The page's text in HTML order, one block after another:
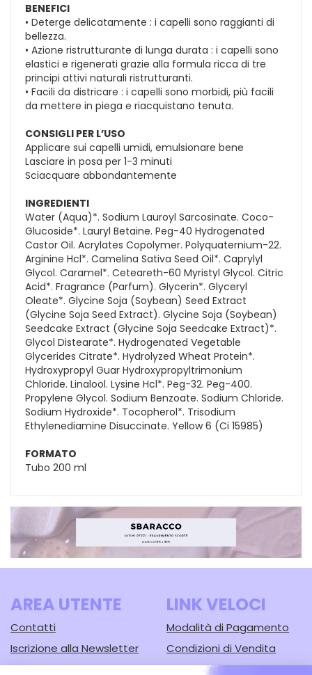
BENEFICI
• Deterge delicatamente : i capelli sono raggianti di
bellezza.
• Azione ristrutturante di lunga durata : i capelli sono
elastici e rigenerati grazie alla formula ricca di tre
principi attivi naturali ristrutturanti.
• Facili da districare : i capelli sono morbidi, più facili
da mettere in piega e riacquistano tenuta.
CONSIGLI PER L’USO
Applicare sui capelli umidi, emulsionare bene
Lasciare in posa per 1-3 minuti
Sciacquare abbondantemente
INGREDIENTI
Water (Aqua)*. Sodium Lauroyl Sarcosinate. Coco-
Glucoside*. Lauryl Betaine. Peg-40 Hydrogenated
Castor Oil. Acrylates Copolymer. Polyquaternium-22.
Arginine Hcl*. Camelina Sativa Seed Oil*. Caprylyl
Glycol. Caramel*. Ceteareth-60 Myristyl Glycol. Citric
Acid*. Fragrance (Parfum). Glycerin*. Glyceryl
Oleate*. Glycine Soja (Soybean) Seed Extract
(Glycine Soja Seed Extract). Glycine Soja (Soybean)
Seedcake Extract (Glycine Soja Seedcake Extract)*.
Glycol Distearate*. Hydrogenated Vegetable
Glycerides Citrate*. Hydrolyzed Wheat Protein*.
Hydroxypropyl Guar Hydroxypropyltrimonium
Chloride. Linalool. Lysine Hcl*. Peg-32. Peg-400.
Propylene Glycol. Sodium Benzoate. Sodium Chloride.
Sodium Hydroxide*. Tocopherol*. Trisodium
Ethylenediamine Disuccinate. Yellow 6 (Ci 15985)
FORMATO
Tubo 200 ml
AREA UTENTE
Contatti
Iscrizione alla Newsletter
Informativa Privacy
LINK VELOCI
Modalità di Pagamento
Condizioni di Vendita
Modalità di Spedizione e